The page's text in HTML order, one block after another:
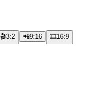
🎬3:2 📲9:16 🎞️16:9